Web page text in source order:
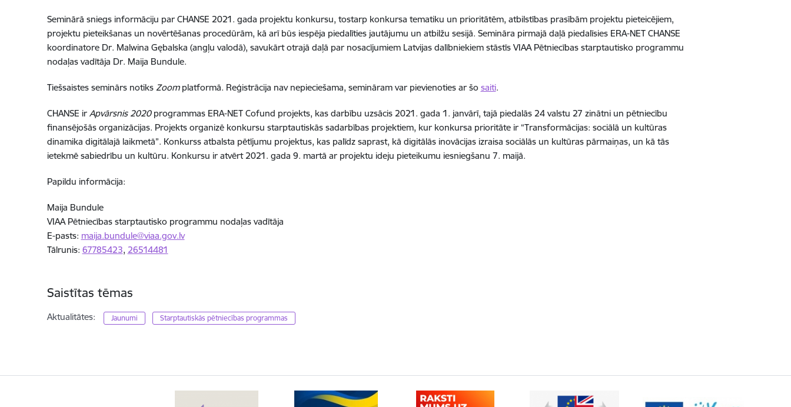
Seminārā sniegs informāciju par CHANSE 2021. gada projektu konkursu, tostarp konkursa tematiku un prioritātēm, atbilstības prasībām projektu pieteicējiem,
projektu pieteikšanas un novērtēšanas procedūrām, kā arī būs iespēja piedalīties jautājumu un atbilžu sesijā. Semināra pirmajā daļā piedalīsies ERA-NET CHANSE
koordinatore Dr. Malwina Gębalska (angļu valodā), savukārt otrajā daļā par nosacījumiem Latvijas dalībniekiem stāstīs VIAA Pētniecības starptautisko programmu
nodaļas vadītāja Dr. Maija Bundule.
Tiešsaistes seminārs notiks Zoomplatformā. Reģistrācija nav nepieciešama, semināram var pievienoties ar šo saiti.
CHANSE ir Apvārsnis 2020programmas ERA-NET Cofund projekts, kas darbību uzsācis 2021. gada 1. janvārī, tajā piedalās 24 valstu 27 zinātni un pētniecību
finansējošās organizācijas. Projekts organizē konkursu starptautiskās sadarbības projektiem, kur konkursa prioritāte ir “Transformācijas: sociālā un kultūras
dinamika digitālajā laikmetā”. Konkurss atbalsta pētījumu projektus, kas palīdz saprast, kā digitālās inovācijas izraisa sociālās un kultūras pārmaiņas, un kā tās
ietekmē sabiedrību un kultūru. Konkursu ir atvērt 2021. gada 9. martā ar projektu ideju pieteikumu iesniegšanu 7. maijā.
Papildu informācija:
Maija Bundule
VIAA Pētniecības starptautisko programmu nodaļas vadītāja
E-pasts: maija.bundule@viaa.gov.lv
Tālrunis: 67785423, 26514481
Saistītas tēmas
Aktualitātes: Jaunumi Starptautiskās pētniecības programmas